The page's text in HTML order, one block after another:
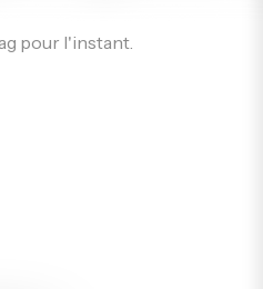
pour l'instant.